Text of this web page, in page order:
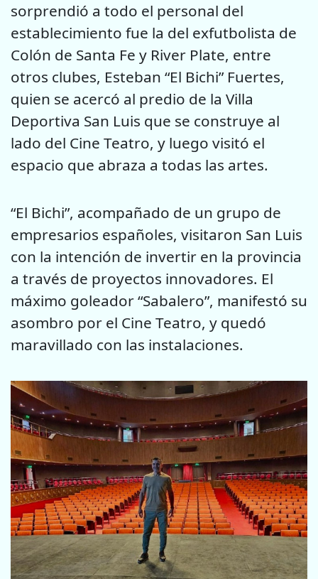
sorprendió a todo el personal del
establecimiento fue la del exfutbolista de
Colón de Santa Fe y River Plate, entre
otros clubes, Esteban “El Bichi” Fuertes,
quien se acercó al predio de la Villa
Deportiva San Luis que se construye al
lado del Cine Teatro, y luego visitó el
espacio que abraza a todas las artes.
“El Bichi”, acompañado de un grupo de
empresarios españoles, visitaron San Luis
con la intención de invertir en la provincia
a través de proyectos innovadores. El
máximo goleador “Sabalero”, manifestó su
asombro por el Cine Teatro, y quedó
maravillado con las instalaciones.